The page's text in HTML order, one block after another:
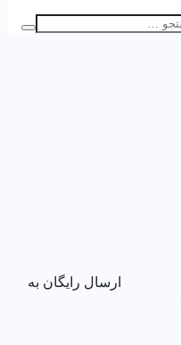
ارسال رایگان به